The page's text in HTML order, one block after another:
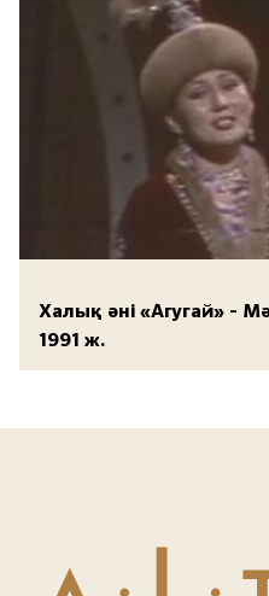
Халық әні «Агугай» -
1991 ж.